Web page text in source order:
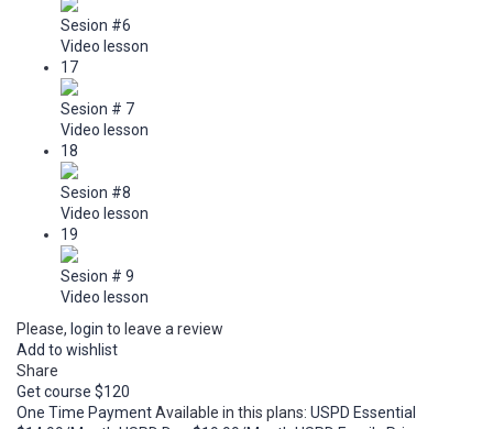
Sesion #6
Video lesson
17
Sesion # 7
Video lesson
18
Sesion #8
Video lesson
19
Sesion # 9
Video lesson
Please, login to leave a review
Add to wishlist
Share
Get course $120
One Time PaymentAvailable in this plans: USPD Essential